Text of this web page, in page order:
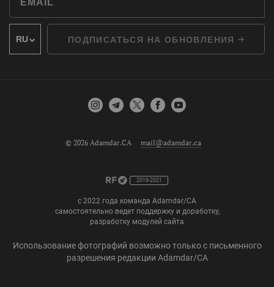
ПОДПИСАТЬСЯ НА ОБНОВЛЕНИЯ
© 2026 Adamdar.CA mail@adamdar.ca
2018-2021
с 2022 года команда Adamdar/CA
самостоятельно ведет поддержку и доработку,
разработку модулей сайта
Использование фотографий возможно только с письменного
разрешения редакции Adamdar/CA